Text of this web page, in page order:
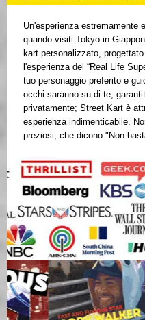
Un'esperienza estremamente
quando visiti Tokyo in
kart personalizzato,
l'esperienza del “Real Life
tuo personaggio preferito e
occhi saranno su di te,
privatamente; Street Kart è
esperienza indimenticabile.
preziosi, che dicono "Non